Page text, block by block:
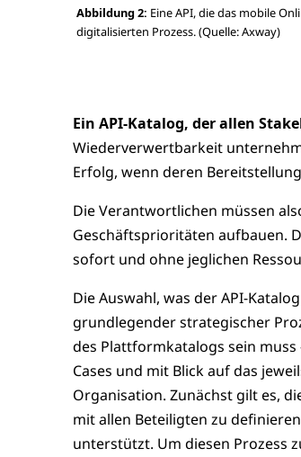
Abbildung 2: Eine API, die das mobile
digitalisierten Prozess. (Quelle: Axway)
Ein API-Katalog, der allen
Wiederverwertbarkeit
Erfolg, wenn deren
Die Verantwortlichen müssen
Geschäftsprioritäten aufbauen.
sofort und ohne jeglichen
Die Auswahl, was der API-
grundlegender strategischer
des Plattformkatalogs sein
Cases und mit Blick auf das
Organisation. Zunächst gilt es,
mit allen Beteiligten zu
unterstützt. Um diesen Prozess